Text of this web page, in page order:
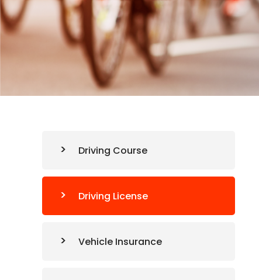
Driving Course
Driving License
Vehicle Insurance